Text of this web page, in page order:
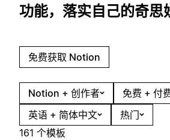
功能，落实自己的奇思
免费获取 Notion
Notion + 创作者
免费 + 付
英语 + 简体中文
热门
161 个模板